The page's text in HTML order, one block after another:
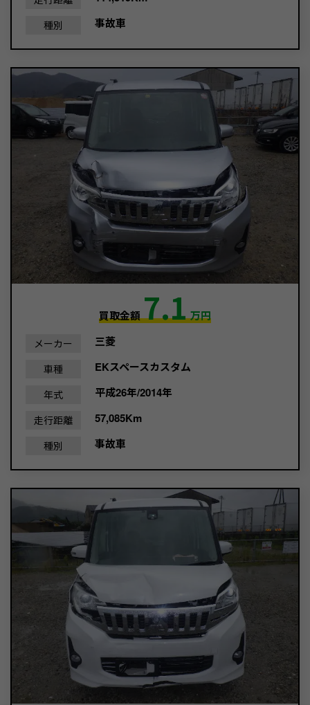
種別 事故車
買取金額7.1万円
メーカー 三菱
車種 EKスペースカスタム
年式 平成26年/2014年
走行距離 57,085Km
種別 事故車